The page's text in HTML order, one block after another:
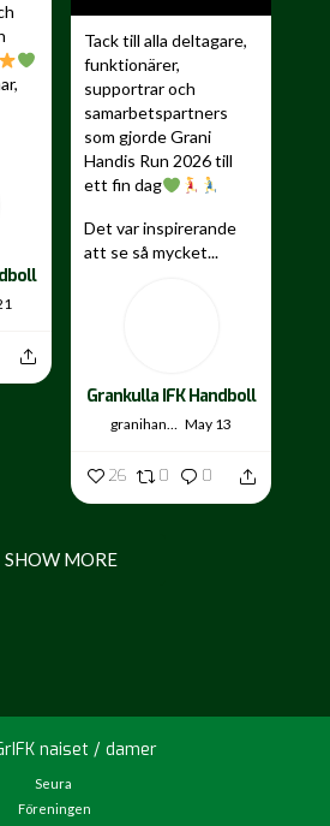
Tack till alla deltagare,
funktionärer,
supportrar och
samarbetspartners
som gjorde Grani
Handis Run 2026 till
ett fin dag
Det var inspirerande
att se så mycket...
Grankulla IFK Handboll
granihandis May 13
26 0 0
SHOW MORE
naiset / damer
Seura
Föreningen